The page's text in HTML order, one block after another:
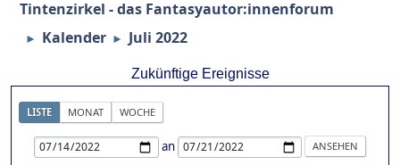
Tintenzirkel - das Fantasyautor:innenforum
► Kalender ► Juli 2022
Zukünftige Ereignisse
LISTE MONAT WOCHE
an